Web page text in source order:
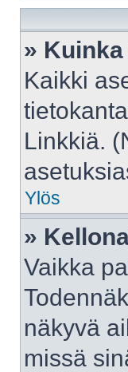
»
Kaikki
Linkkiä.
Ylös
»
Vaikka
näkyvä
missä